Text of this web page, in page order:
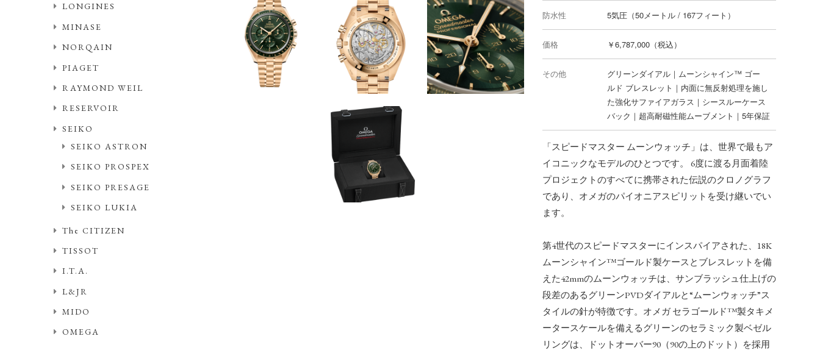
防水性 5気圧（50メートル / 167フィート）
価格 ￥6,787,000（税込）
その他
グリーンダイアル｜ムーンシャイン™ ゴー
ル ド ブレスレット｜内面に無反射処理を施し
た強化サファイアガラス｜シースルーケース
バック｜超高耐磁性能ムーブメント｜5年保証
「スピードマスター ムーンウォッチ」は、世界で最もア
イコニックなモデルのひとつです。 6度に渡る月面着陸
プロジェクトのすべてに携帯された伝説のクロノグラフ
であり、オメガのパイオニアスピリットを受け継いでい
ます。
第4世代のスピードマスターにインスパイアされた、18K
ムーンシャイン™ゴールド製ケースとブレスレットを備
えた42mmのムーンウォッチは、サンブラッシュ仕上げの
段差のあるグリーンPVDダイアルと“ムーンウォッチ”ス
タイルの針が特徴です。オメガ セラゴールド™製タキメ
ータースケールを備えるグリーンのセラミック製ベゼル
リングは、ドットオーバー90（90の上のドット）を採用
LONGINES
MINASE
NORQAIN
PIAGET
RAYMOND WEIL
RESERVOIR
SEIKO
SEIKO ASTRON
SEIKO PROSPEX
SEIKO PRESAGE
SEIKO LUKIA
The CITIZEN
TISSOT
I.T.A.
L&JR
MIDO
OMEGA